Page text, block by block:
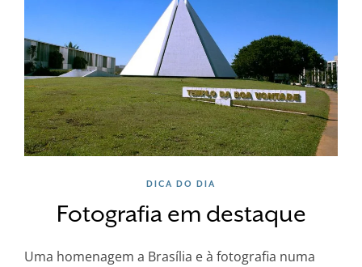
DICA DO DIA
Fotografia em destaque
Uma homenagem a Brasília e à fotografia numa